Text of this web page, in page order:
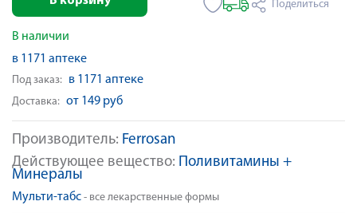
Производитель: Ferrosan
Действующее вещество: Поливитамины +
Минералы
Мульти-табс - все лекарственные формы
Поделиться
В наличии
в 1171 аптеке
Под заказ: в 1171 аптеке
Доставка: от 149 руб